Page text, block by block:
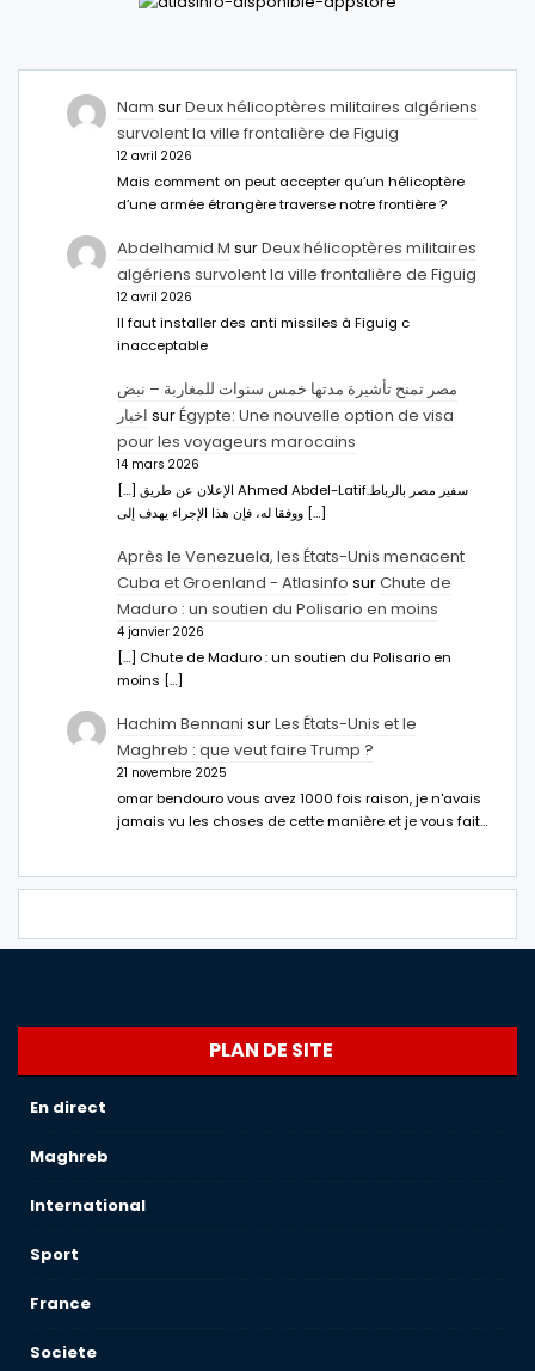
Nam surDeux hélicoptères militaires algériens
survolent la ville frontalière de Figuig
12 avril 2026
Mais comment on peut accepter qu’un hélicoptère
d’une armée étrangère traverse notre frontière ?
Abdelhamid M surDeux hélicoptères militaires
algériens survolent la ville frontalière de Figuig
12 avril 2026
Il faut installer des anti missiles à Figuig c
inacceptable
مصر تمنح تأشيرة مدتها خمس سنوات للمغاربة – نبض
اخبار surÉgypte: Une nouvelle option de visa
pour les voyageurs marocains
14 mars 2026
[…] الإعلان عن طريق Ahmed Abdel-Latifسفير مصر بالرباط.
ووفقا له، فإن هذا الإجراء يهدف إلى […]
Après le Venezuela, les États-Unis menacent
Cuba et Groenland - Atlasinfo surChute de
Maduro : un soutien du Polisario en moins
4 janvier 2026
[…] Chute de Maduro : un soutien du Polisario en
moins […]
Hachim Bennani surLes États-Unis et le
Maghreb : que veut faire Trump ?
21 novembre 2025
omar bendouro vous avez 1000 fois raison, je n'avais
jamais vu les choses de cette manière et je vous fait…
PLAN DE SITE
En direct
Maghreb
International
Sport
France
Societe